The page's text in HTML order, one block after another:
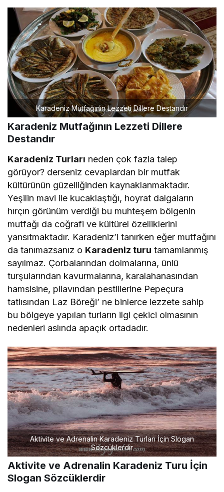
Karadeniz Mutfağının Lezzeti Dillere Destandır
Karadeniz Mutfağının Lezzeti Dillere
Destandır
Karadeniz Turları neden çok fazla talep
görüyor? derseniz cevaplardan bir mutfak
kültürünün güzelliğinden kaynaklanmaktadır.
Yeşilin mavi ile kucaklaştığı, hoyrat dalgaların
hırçın görünüm verdiği bu muhteşem bölgenin
mutfağı da coğrafi ve kültürel özelliklerini
yansıtmaktadır. Karadeniz’i tanırken eğer mutfağını
da tanımazsanız o Karadeniz turu tamamlanmış
sayılmaz. Çorbalarından dolmalarına, ünlü
turşularından kavurmalarına, karalahanasından
hamsisine, pilavından pestillerine Pepeçura
tatlısından Laz Böreği’ ne binlerce lezzete sahip
bu bölgeye yapılan turların ilgi çekici olmasının
nedenleri aslında apaçık ortadadır.
Aktivite ve Adrenalin Karadeniz Turları İçin Slogan
Sözcüklerdir
Aktivite ve Adrenalin Karadeniz Turu İçin
Slogan Sözcüklerdir